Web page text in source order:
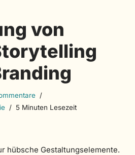
von
5 Minuten Lesezeit
hübsche Gestaltungselemente.